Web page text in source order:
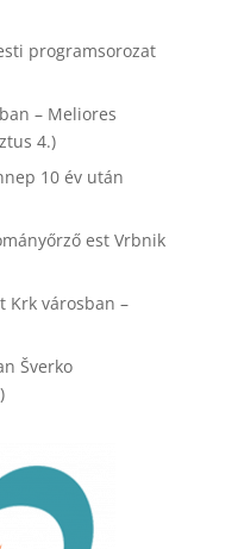
programsorozat
– Meliores
4.)
10 év után
est Vrbnik
Krk városban –
Šverko